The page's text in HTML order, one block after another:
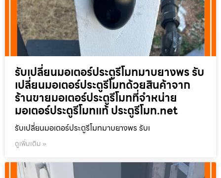
รับเปลี่ยนมอเตอร์ประตูรีโมทมาบยางพร รับ
เปลี่ยนมอเตอร์ประตูรีโมทด้วยสินค้าจาก
ร้านขายมอเตอร์ประตูรีโมทที่จำหน่าย
มอเตอร์ประตูรีโมทแท้ ประตูรีโมท.net
รับเปลี่ยนมอเตอร์ประตูรีโมทมาบยางพร รับเ
ดูเพิ่มเติม »